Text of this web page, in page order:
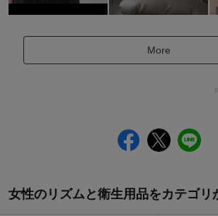
More
女性のリズムと衛生用品をカテゴリ